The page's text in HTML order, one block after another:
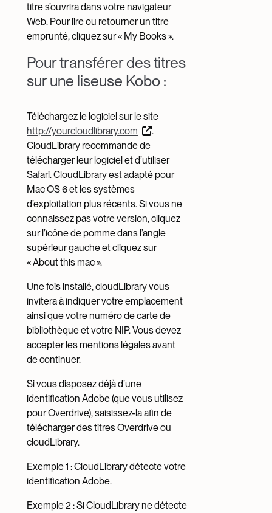
titre s’ouvrira dans votre navigateur
Web. Pour lire ou retourner un titre
emprunté, cliquez sur « My Books ».
Pour transférer des titres
sur une liseuse Kobo :
Téléchargez le logiciel sur le site
http://yourcloudlibrary.com
.
CloudLibrary recommande de
télécharger leur logiciel et d’utiliser
Safari. CloudLibrary est adapté pour
Mac OS 6 et les systèmes
d’exploitation plus récents. Si vous ne
connaissez pas votre version, cliquez
sur l’icône de pomme dans l’angle
supérieur gauche et cliquez sur
« About this mac ».
Une fois installé, cloudLibrary vous
invitera à indiquer votre emplacement
ainsi que votre numéro de carte de
bibliothèque et votre NIP. Vous devez
accepter les mentions légales avant
de continuer.
Si vous disposez déjà d’une
identification Adobe (que vous utilisez
pour Overdrive), saisissez-la afin de
télécharger des titres Overdrive ou
cloudLibrary.
Exemple 1 : CloudLibrary détecte votre
identification Adobe.
Exemple 2 : Si CloudLibrary ne détecte